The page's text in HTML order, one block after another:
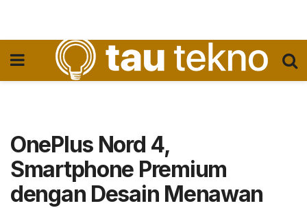
OnePlus Nord 4,
Smartphone Premium
dengan Desain Menawan